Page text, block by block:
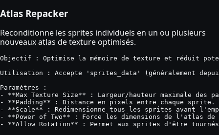
Atlas Repacker
Reconditionne les sprites individuels en un ou plusieurs
nouveaux atlas de texture optimisés.
Objectif : Optimise la mémoire de texture et réduit
Utilisation : Accepte 'sprites_data' (généralement
Paramètres :
- **Max Texture Size** : Largeur/hauteur maximale des
- **Padding** : Distance en pixels entre chaque sprite.
- **Scale** : Redimensionne tous les sprites avant
- **Power of Two** : Force les dimensions de l'atlas
- **Allow Rotation** : Permet aux sprites d'être